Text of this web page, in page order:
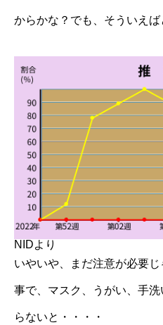
からかな？でも、そういえ
NIDより
いやいや、まだ注意が必要
事で、マスク、うがい、手
らないと・・・・